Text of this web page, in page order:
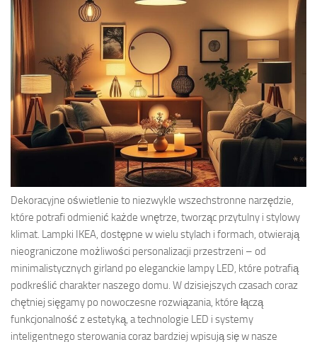
Dekoracyjne oświetlenie to niezwykle wszechstronne narzędzie,
które potrafi odmienić każde wnętrze, tworząc przytulny i stylowy
klimat. Lampki IKEA, dostępne w wielu stylach i formach, otwierają
nieograniczone możliwości personalizacji przestrzeni – od
minimalistycznych girland po eleganckie lampy LED, które potrafią
podkreślić charakter naszego domu. W dzisiejszych czasach coraz
chętniej sięgamy po nowoczesne rozwiązania, które łączą
funkcjonalność z estetyką, a technologie LED i systemy
inteligentnego sterowania coraz bardziej wpisują się w nasze